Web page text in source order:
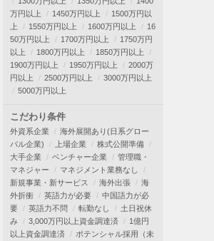
万円以上
1450万円以上
1500万円以
上
1550万円以上 1600万円以上
16
50万円以上
1700万円以上
1750万円
以上
1800万円以上
1850万円以上
1900万円以上
1950万円以上
2000万
円以上
2500万円以上
3000万円以上
5000万円以上
こだわり条件
外資系企業
海外展開あり(日系グロー
バル企業)
上場企業
株式公開準備
大手企業
ベンチャー企業
管理職・
マネジャー
マネジメント業務なし
新規事業・新サービス
海外出張
海
外折衝
英語力が必要
中国語力が必
要
英語力不問 転勤なし
土日祝休
み
3,000万円以上資金調達済
1億円
以上資金調達済
ポテンシャル採用（未